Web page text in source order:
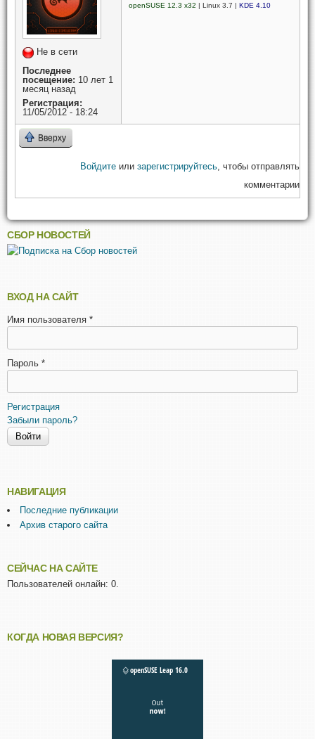
Не в сети
Последнее
посещение: 10 лет 1
месяц назад
Регистрация:
11/05/2012 - 18:24
openSUSE 12.3 x32 | Linux 3.7 | KDE 4.10
Вверху
Войдите или зарегистрируйтесь , чтобы отправлять
комментарии
СБОР НОВОСТЕЙ
ВХОД НА САЙТ
Имя пользователя *
Пароль *
Регистрация
Забыли пароль?
НАВИГАЦИЯ
Последние публикации
Архив старого сайта
СЕЙЧАС НА САЙТЕ
Пользователей онлайн: 0.
КОГДА НОВАЯ ВЕРСИЯ?